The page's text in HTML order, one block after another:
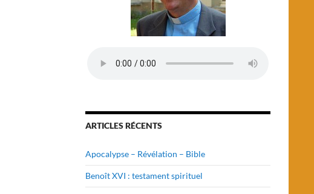
ARTICLES RÉCENTS
Apocalypse – Révélation – Bible
Benoît XVI : testament spirituel